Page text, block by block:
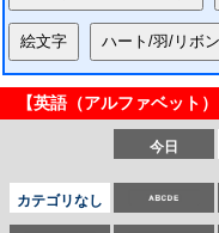
【英語（アルファベット）
今日
カテゴリなし